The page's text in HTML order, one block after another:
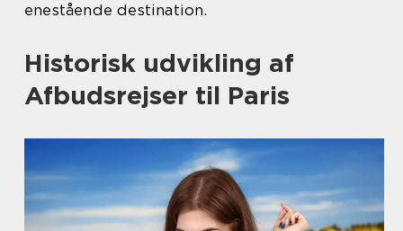
enestående destination.
Historisk udvikling af
Afbudsrejser til Paris